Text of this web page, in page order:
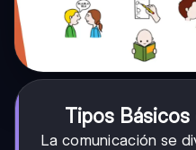
Tipos Básicos
La comunicación se